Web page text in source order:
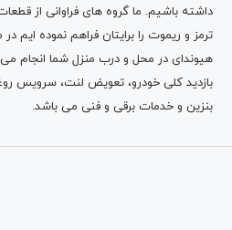
داشته باشیم. ما گروه های فراوانی از
ترمز و ریموت را برایتان فراهم نموده
هیوندای در محل و درب منزل شما انجام
بازدید کلی خودرو، تعویض لنت، سرویس
بنزین و خدمات برقی و فنی می باشد.